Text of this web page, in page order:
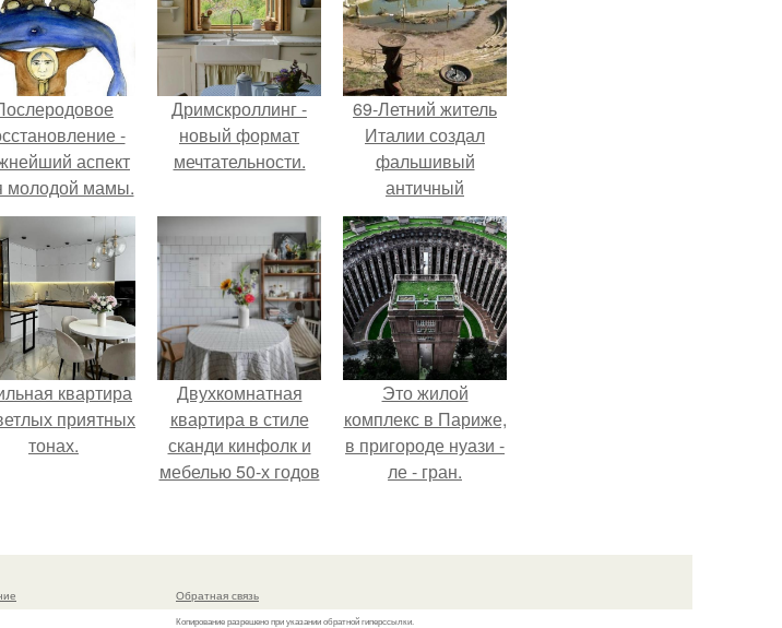
-
аспект
молодой мамы.
Дримскроллинг -
новый формат
мечтательности.
69-Летний житель
Италии создал
фальшивый
античный
амфитеатр и
долгое время
успешно выдавал
его за настоящее
историческое
наследие.
квартира
приятных
тонах.
Двухкомнатная
квартира в стиле
сканди кинфолк и
мебелью 50-х годов
Это жилой
комплекс в Париже,
в пригороде нуази -
ле - гран.
Обратная связь
Копирование разрешено при указании обратной гиперссылки.